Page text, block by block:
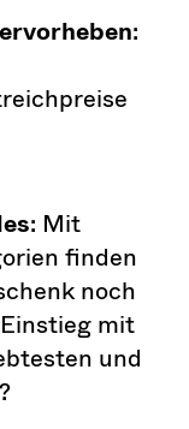
:
: Mit
finden
noch
mit
und